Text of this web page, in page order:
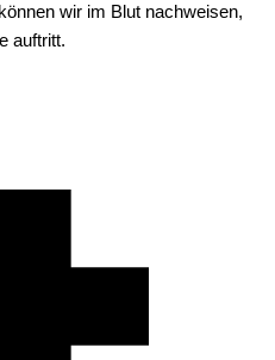
wir im Blut nachweisen,
auftritt.